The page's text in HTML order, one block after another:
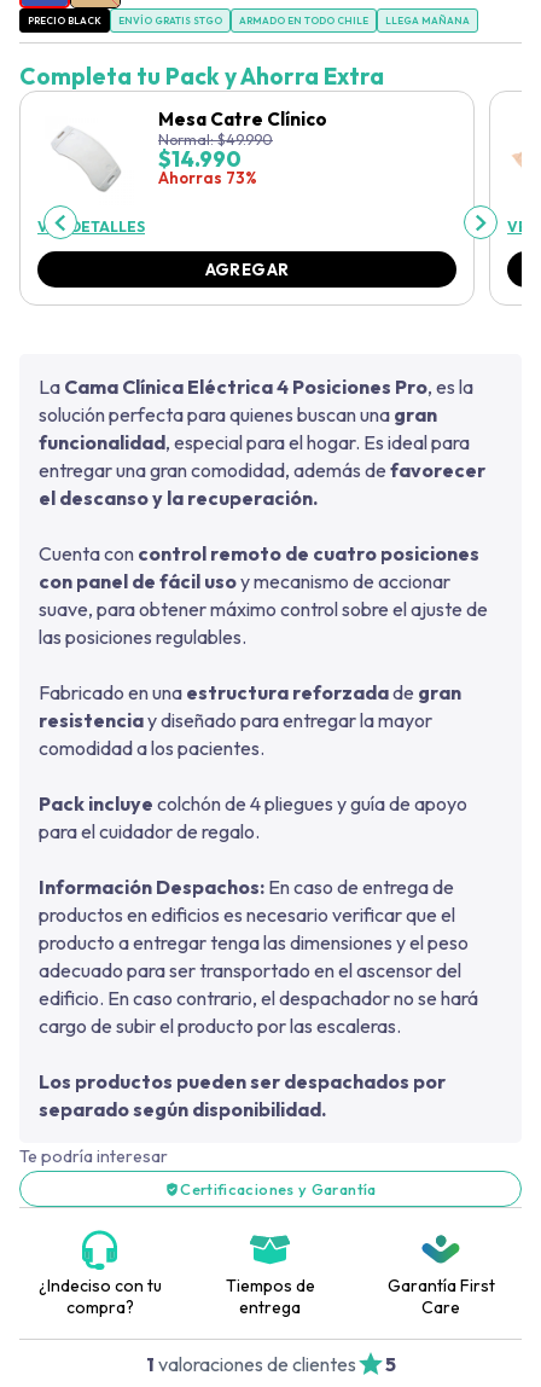
PRECIO BLACK ENVÍO GRATIS STGO ARMADO EN TODO CHILE LLEGA MAÑANA
La Cama Clínica Eléctrica 4 Posiciones Pro, es la
solución perfecta para quienes buscan una gran
funcionalidad, especial para el hogar. Es ideal para
entregar una gran comodidad, además de favorecer
el descanso y la recuperación.
Cuenta con control remoto de cuatro posiciones
con panel de fácil usoy mecanismo de accionar
suave, para obtener máximo control sobre el ajuste de
las posiciones regulables.
Fabricado en una estructura reforzadade gran
resistenciay diseñado para entregar la mayor
comodidad a los pacientes.
Pack incluye colchón de 4 pliegues y guía de apoyo
para el cuidador de regalo.
Información Despachos: En caso de entrega de
productos en edificios es necesario verificar que el
producto a entregar tenga las dimensiones y el peso
adecuado para ser transportado en el ascensor del
edificio. En caso contrario, el despachador no se hará
cargo de subir el producto por las escaleras.
Los productos pueden ser despachados por
separado según disponibilidad.
Completa tu Pack y Ahorra Extra
Mesa Catre Clínico
Normal:$49.990
$14.990
Ahorras 73%
VER DETALLES
AGREGAR
VER
Te podría interesar
Certificaciones y Garantía
¿Indeciso con tu
compra?
Tiempos de
entrega
Garantía First
Care
1 valoraciones de clientes 5